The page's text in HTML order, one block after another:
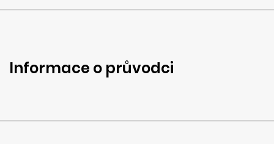
Informace o průvodci